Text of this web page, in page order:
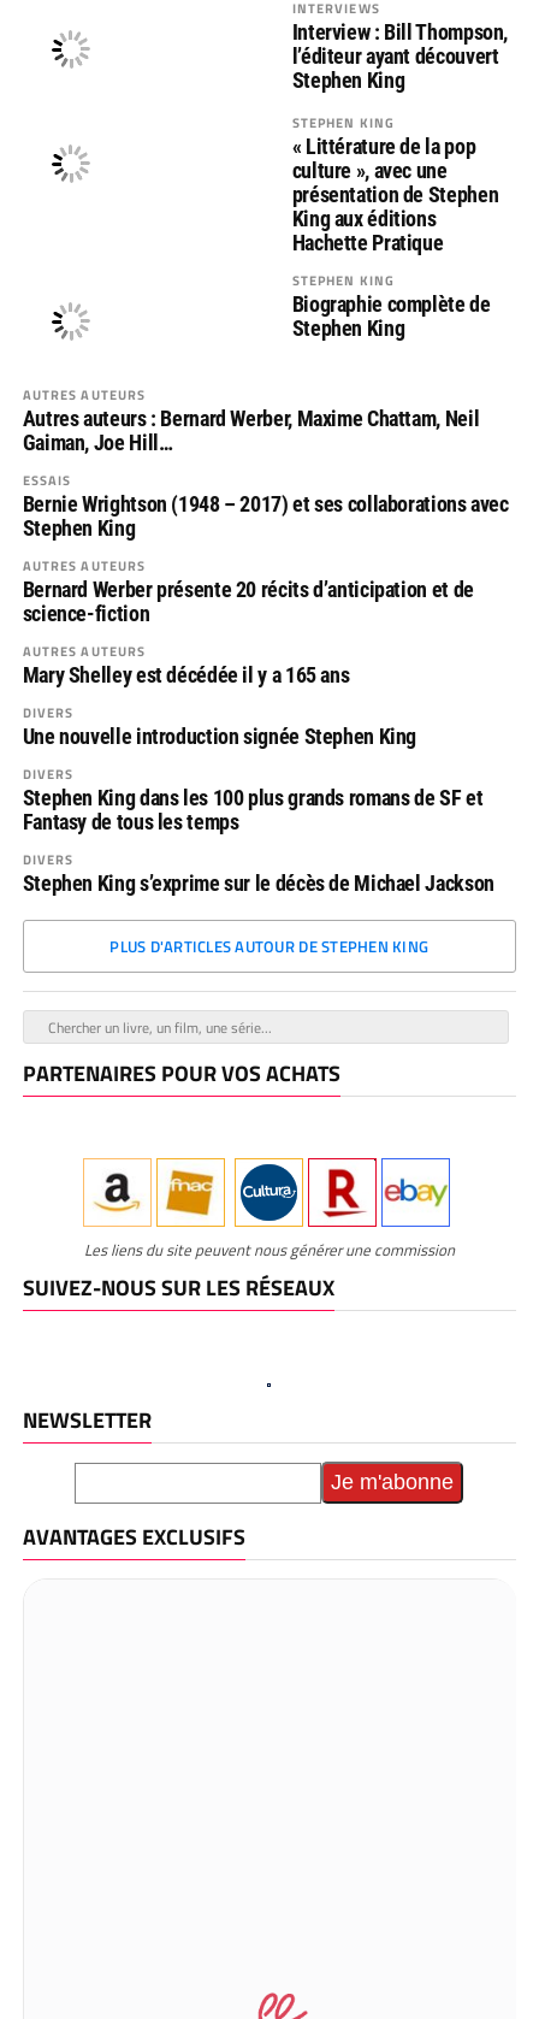
INTERVIEWS
Interview : Bill Thompson,
l’éditeur ayant découvert
Stephen King
STEPHEN KING
« Littérature de la pop
culture », avec une
présentation de Stephen
King aux éditions
Hachette Pratique
STEPHEN KING
Biographie complète de
Stephen King
AUTRES AUTEURS
Autres auteurs : Bernard Werber, Maxime Chattam, Neil
Gaiman, Joe Hill…
ESSAIS
Bernie Wrightson (1948 – 2017) et ses collaborations avec
Stephen King
AUTRES AUTEURS
Bernard Werber présente 20 récits d’anticipation et de
science-fiction
AUTRES AUTEURS
Mary Shelley est décédée il y a 165 ans
DIVERS
Une nouvelle introduction signée Stephen King
DIVERS
Stephen King dans les 100 plus grands romans de SF et
Fantasy de tous les temps
DIVERS
Stephen King s’exprime sur le décès de Michael Jackson
PLUS D'ARTICLES AUTOUR DE STEPHEN KING
PARTENAIRES POUR VOS ACHATS
Les liens du site peuvent nous générer une commission
SUIVEZ-NOUS SUR LES RÉSEAUX
NEWSLETTER
AVANTAGES EXCLUSIFS